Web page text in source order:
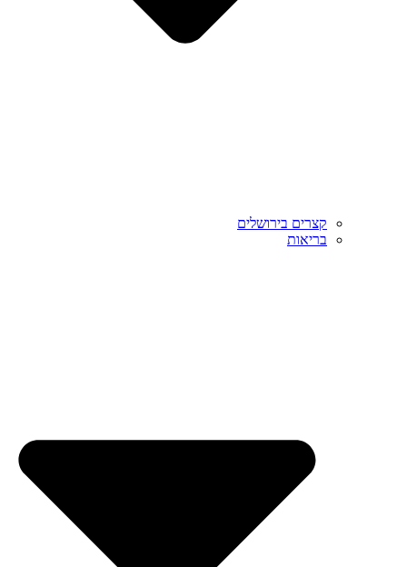
קצרים בירושלים
בריאות